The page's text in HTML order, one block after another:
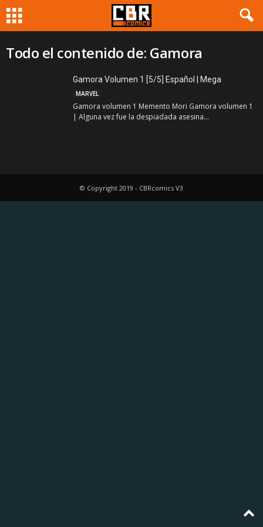
Todo el contenido de: Gamora
Gamora Volumen 1 [5/5] Español | Mega
MARVEL
Gamora volumen 1 Memento Mori Gamora volumen 1
| Alguna vez fue la despiadada asesina...
© Copyright 2019 - CBRcomics V3